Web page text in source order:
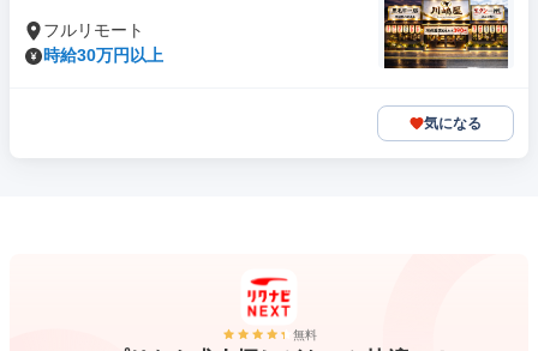
フルリモート
時給30万円以上
気になる
無料